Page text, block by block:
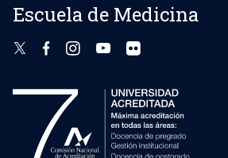
Escuela de Medicina